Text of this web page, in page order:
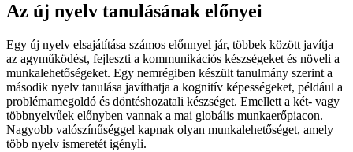
Az új nyelv tanulásának előnyei
Egy új nyelv elsajátítása számos előnnyel jár, többek között javítja
az agyműködést, fejleszti a kommunikációs készségeket és növeli a
munkalehetőségeket. Egy nemrégiben készült tanulmány szerint a
második nyelv tanulása javíthatja a kognitív képességeket, például a
problémamegoldó és döntéshozatali készséget. Emellett a két- vagy
többnyelvűek előnyben vannak a mai globális munkaerőpiacon.
Nagyobb valószínűséggel kapnak olyan munkalehetőséget, amely
több nyelv ismeretét igényli.